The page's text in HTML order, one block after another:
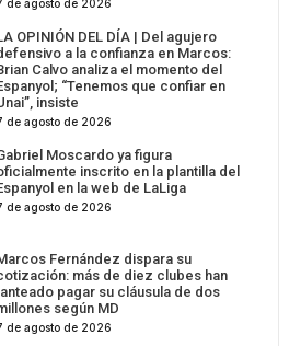
de agosto de 2026
OPINIÓN DEL DÍA | Del agujero
a la confianza en Marcos:
Calvo analiza el momento del
“Tenemos que confiar en
insiste
de agosto de 2026
Moscardo ya figura
inscrito en la plantilla del
en la web de LaLiga
de agosto de 2026
Fernández dispara su
más de diez clubes han
pagar su cláusula de dos
según MD
de agosto de 2026